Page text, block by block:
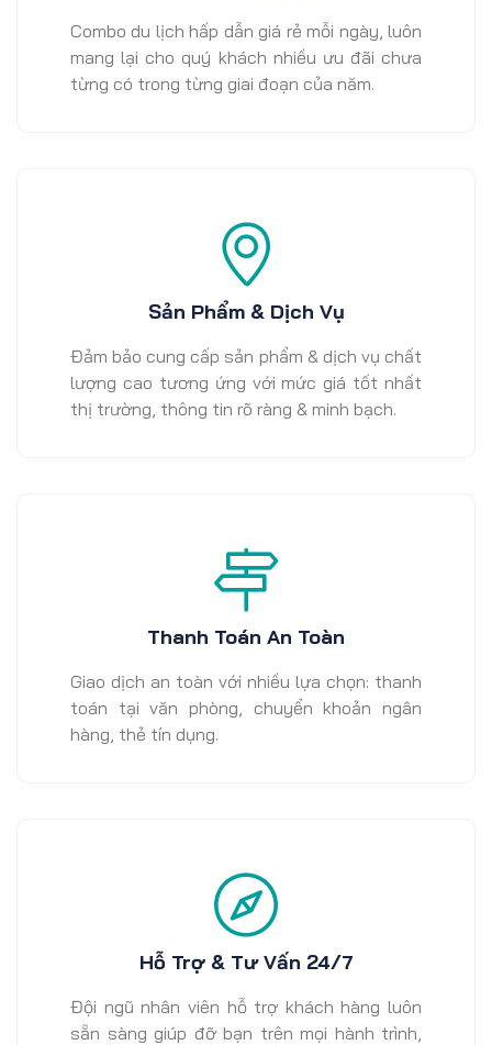
Combo du lịch hấp dẫn giá rẻ mỗi ngày, luôn
mang lại cho quý khách nhiều ưu đãi chưa
từng có trong từng giai đoạn của năm.
Sản Phẩm & Dịch Vụ
Đảm bảo cung cấp sản phẩm & dịch vụ chất
lượng cao tương ứng với mức giá tốt nhất
thị trường, thông tin rõ ràng & minh bạch.
Thanh Toán An Toàn
Giao dịch an toàn với nhiều lựa chọn: thanh
toán tại văn phòng, chuyển khoản ngân
hàng, thẻ tín dụng.
Hỗ Trợ & Tư Vấn 24/7
Đội ngũ nhân viên hỗ trợ khách hàng luôn
sẵn sàng giúp đỡ bạn trên mọi hành trình,